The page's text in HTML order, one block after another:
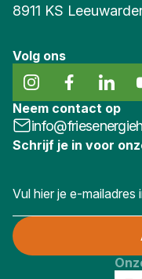
Neem contact op
Schrijf je in voor
8911 KS
Volg ons